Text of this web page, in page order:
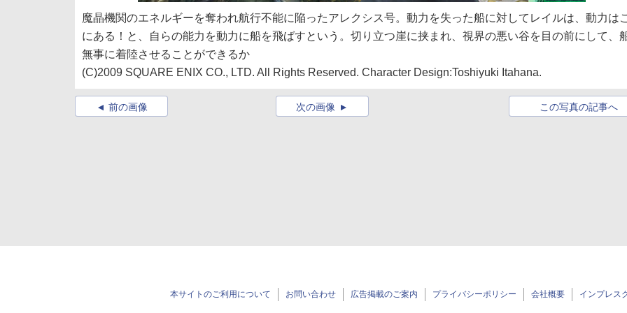
魔晶機関のエネルギーを奪われ航行不能に陥ったアレクシス号。動力を失った船に対してレイルは、動力は
にある！と、自らの能力を動力に船を飛ばすという。切り立つ崖に挟まれ、視界の悪い谷を目の前にして、
無事に着陸させることができるか
(C)2009 SQUARE ENIX CO., LTD. All Rights Reserved. Character Design:Toshiyuki Itahana.
前の画像 この写真の記事へ
次の画像
本サイトのご利用について お問い合わせ 広告掲載のご案内 プライバシーポリシー 会社概要 インプレス